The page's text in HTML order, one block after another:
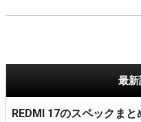
最新
REDMI 17のスペックま